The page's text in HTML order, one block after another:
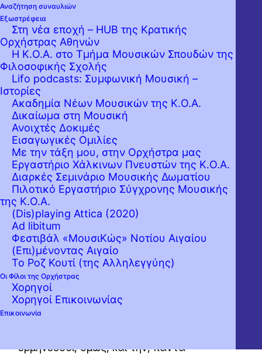
Αναζήτηση συναυλιών
Εξωστρέφεια
Στη νέα εποχή – HUB της Κρατικής
Ορχήστρας Αθηνών
Η Κ.Ο.Α. στο Τμήμα Μουσικών Σπουδών της
Φιλοσοφικής Σχολής
Lifo podcasts: Συμφωνική Μουσική –
Ιστορίες
Ακαδημία Νέων Μουσικών της Κ.Ο.Α.
Δικαίωμα στη Μουσική
Ανοιχτές Δοκιμές
Εισαγωγικές Ομιλίες
Με την τάξη μου, στην Ορχήστρα μας
Εργαστήριo Χάλκινων Πνευστών της Κ.Ο.Α.
Διαρκές Σεμινάριο Μουσικής Δωματίου
Πιλοτικό Εργαστήριο Σύγχρονης Μουσικής
της Κ.Ο.Α.
(Dis)playing Attica (2020)
Ad libitum
Φεστιβάλ «ΜουσιΚώς» Νοτίου Αιγαίου
(Επι)μένοντας Αιγαίο
Το Ροζ Κουτί (της Αλληλεγγύης)
Οι Φίλοι της Ορχήστρας
Χορηγοί
Χορηγοί Επικοινωνίας
Επικοινωνία
Η παρουσίαση του
Στράουςυπήρξε μία εκκρεμότητα της
Κρατικής Ορχήστρας Αθηνών, ήδη από
πέρυσι, το Μάιο-λόγω της, αναγκαστικής
τότε, αναβολής. Με τη σολιστική αρωγή του
ταχύτατα ανερχόμενου Γερμανού
βιολοντσελίστα
εξαιρετικού «δικού μας» βιολίσταΠάρι
Αναστασιάδη, η Ορχήστρα, με την ευγενική
υποστήριξη τηςΠρεσβείας της
Ομοσπονδιακής Δημοκρατίας της
Γερμανίας , ανταποκρίνεται στην
παρουσίαση του επικού έργου του Στράους,
φέτος, στη συναυλία που θα δώσει την
Παρασκευή 28 Απριλίου, στο Μέγαρο
Μουσικής Αθηνών. Υπό τη μπαγκέτα του
καλλιτεχνικού της διευθυντή
ερμηνεύσει, όμως, και την, πάντα